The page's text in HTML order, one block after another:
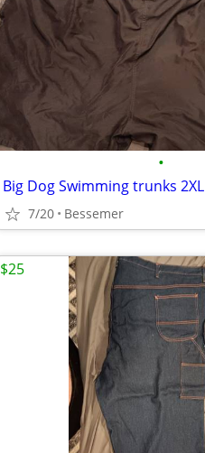
•
Big Dog Swimming trunks 2XL
7/20 Bessemer
$25